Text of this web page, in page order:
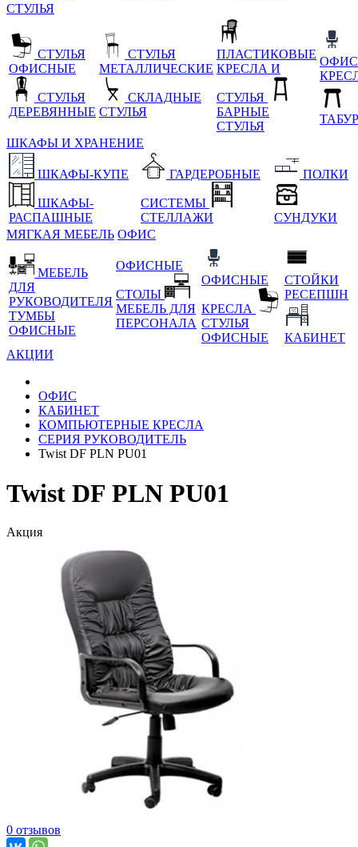
СТУЛЬЯ
СТУЛЬЯ
ОФИСНЫЕ
СТУЛЬЯ
ДЕРЕВЯННЫЕ
СТУЛЬЯ
МЕТАЛЛИЧЕСКИЕ
СКЛАДНЫЕ
СТУЛЬЯ
ПЛАСТИКОВЫЕ
КРЕСЛА И
СТУЛЬЯ
БАРНЫЕ
СТУЛЬЯ
ШКАФЫ И ХРАНЕНИЕ
ШКАФЫ-КУПЕ
ШКАФЫ-
РАСПАШНЫЕ
ГАРДЕРОБНЫЕ
СИСТЕМЫ
СТЕЛЛАЖИ
ПОЛКИ
СУНДУКИ
МЯГКАЯ МЕБЕЛЬ ОФИС
МЕБЕЛЬ
ДЛЯ
РУКОВОДИТЕЛЯ
ТУМБЫ
ОФИСНЫЕ
ОФИСНЫЕ
СТОЛЫ
МЕБЕЛЬ ДЛЯ
ПЕРСОНАЛА
ОФИСНЫЕ
КРЕСЛА
СТУЛЬЯ
ОФИСНЫЕ
СТОЙКИ
РЕСЕПШН
КАБИНЕТ
АКЦИИ
ОФИС
КАБИНЕТ
КОМПЬЮТЕРНЫЕ КРЕСЛА
СЕРИЯ РУКОВОДИТЕЛЬ
Twist DF PLN PU01
Twist DF PLN PU01
Акция
0 отзывов